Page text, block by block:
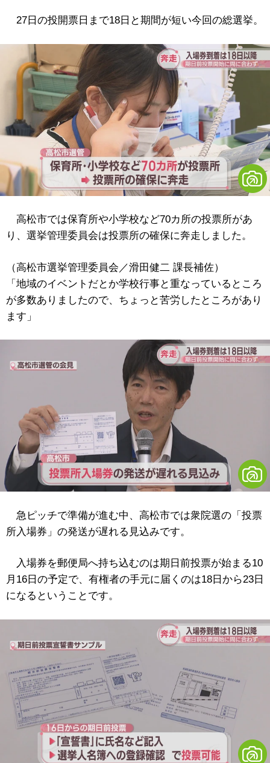
27日の投開票日まで18日と期間が短い今回の総選挙。
高松市では保育所や小学校など70カ所の投票所があ
り、選挙管理委員会は投票所の確保に奔走しました。
（高松市選挙管理委員会／滑田健二 課長補佐）
「地域のイベントだとか学校行事と重なっているところ
が多数ありましたので、ちょっと苦労したところがあり
ます」
急ピッチで準備が進む中、高松市では衆院選の「投票
所入場券」の発送が遅れる見込みです。
入場券を郵便局へ持ち込むのは期日前投票が始まる10
月16日の予定で、有権者の手元に届くのは18日から23日
になるということです。